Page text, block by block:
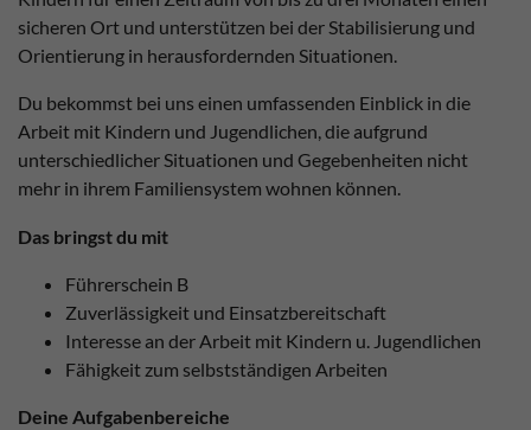
sicheren Ort und unterstützen bei der Stabilisierung und
Orientierung in herausfordernden Situationen.
Du bekommst bei uns einen umfassenden Einblick in die
Arbeit mit Kindern und Jugendlichen, die aufgrund
unterschiedlicher Situationen und Gegebenheiten nicht
mehr in ihrem Familiensystem wohnen können.
Das bringst du mit
Führerschein B
Zuverlässigkeit und Einsatzbereitschaft
Interesse an der Arbeit mit Kindern u. Jugendlichen
Fähigkeit zum selbstständigen Arbeiten
Deine Aufgabenbereiche